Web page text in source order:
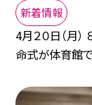
新着情報
4月２０日（月
命式が体育館